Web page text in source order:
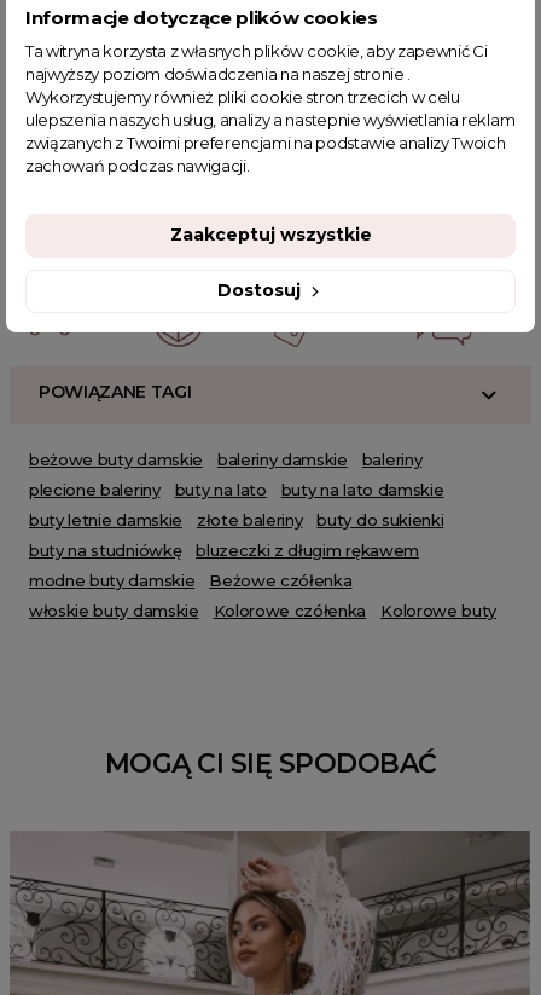
Powiązane kategorie:
SUMMER
POWIĄZANE TAGI
beżowe buty damskie baleriny damskie
baleriny
plecione baleriny
buty na lato
buty na lato damskie
buty letnie damskie
złote baleriny
buty do sukienki
buty na studniówkę
bluzeczki z długim rękawem
modne buty damskie
Beżowe czółenka
włoskie buty damskie
Kolorowe czółenka Kolorowe buty
MOGĄ CI SIĘ SPODOBAĆ
Informacje dotyczące plików cookies
Ta witryna korzysta z własnych plików cookie, aby zapewnić Ci
najwyższy poziom doświadczenia na naszej stronie .
Wykorzystujemy również pliki cookie stron trzecich w celu
ulepszenia naszych usług, analizy a nastepnie wyświetlania reklam
związanych z Twoimi preferencjami na podstawie analizy Twoich
zachowań podczas nawigacji.
Dostosuj
Zaakceptuj wszystkie